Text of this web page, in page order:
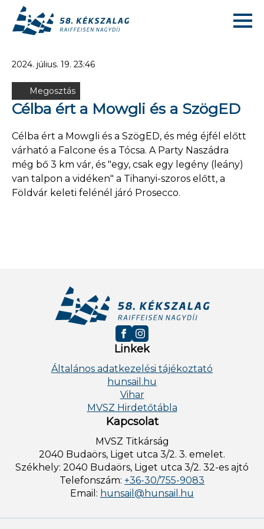
2024. július. 19. 23:46
Megosztás
Célba ért a Mowgli és a SzögED
Célba ért a Mowgli és a SzögED, és még éjfél előtt
várható a Falcone és a Tócsa. A Party Naszádra
még bő 3 km vár, és "egy, csak egy legény (leány)
van talpon a vidéken" a Tihanyi-szoros előtt, a
Földvár keleti felénél járó Prosecco.
Linkek
Általános adatkezelési tájékoztató
hunsail.hu
Vihar
MVSZ Hirdetőtábla
Kapcsolat
MVSZ Titkárság
2040 Budaörs, Liget utca 3/2. 3. emelet.
Székhely: 2040 Budaörs, Liget utca 3/2. 32-es ajtó
Telefonszám: +36-30/755-9083
Email: hunsail@hunsail.hu